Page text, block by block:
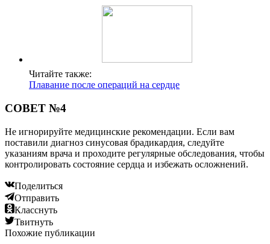
Читайте также:
Плавание после операций на сердце
СОВЕТ №4
Не игнорируйте медицинские рекомендации. Если вам
поставили диагноз синусовая брадикардия, следуйте
указаниям врача и проходите регулярные обследования, чтобы
контролировать состояние сердца и избежать осложнений.
Поделиться
Отправить
Класснуть
Твитнуть
Похожие публикации